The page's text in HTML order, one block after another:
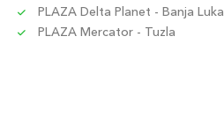
PLAZA Delta Planet - Banja Luka
PLAZA Mercator - Tuzla